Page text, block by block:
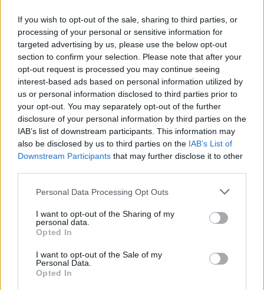
If you wish to opt-out of the sale, sharing to third parties, or
processing of your personal or sensitive information for
targeted advertising by us, please use the below opt-out
section to confirm your selection. Please note that after your
opt-out request is processed you may continue seeing
interest-based ads based on personal information utilized by
us or personal information disclosed to third parties prior to
your opt-out. You may separately opt-out of the further
disclosure of your personal information by third parties on the
IAB’s list of downstream participants. This information may
also be disclosed by us to third parties on the IAB’s List of
Downstream Participants that may further disclose it to other
Personal Data Processing Opt Outs
I want to opt-out of the Sharing of my
personal data.
Opted In
I want to opt-out of the Sale of my
Personal Data.
Opted In
Νέο Audi A2 e-tron με στόχο την κορυφή της αποδοτικότητας
Ευρωπαϊκό Κορασίδων: Άνετη
νίκη της Ελλάδας στην
πρεμιέρα, 78-36 την Ιρλανδία
Γιαννακόπουλος: «Όταν σου
ρίχνουν μια πέτρα, τους
καταστρέφεις» (vid)
ΕΛΣΤΑΤ: Στο 3,4% υποχώρησε ο πληθωρισμός τον Ιούλιο
Χρηματοδότηση 8 εκατ. ευρώ
σε 843 μέσα ενημέρωσης-
πρόγραμμα ενίσχυσης του
Metlen: Ρεκόρ EBITDA στο α'